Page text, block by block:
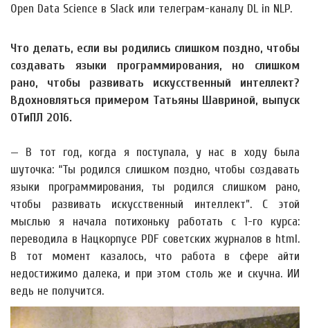
Open Data Science в Slack или телеграм-каналу DL in NLP.
Что делать, если вы родились слишком поздно, чтобы
создавать языки программирования, но слишком
рано, чтобы развивать искусственный интеллект?
Вдохновляться примером Татьяны Шавриной, выпуск
ОТиПЛ 2016.
— В тот год, когда я поступала, у нас в ходу была
шуточка: “Ты родился слишком поздно, чтобы создавать
языки программирования, ты родился слишком рано,
чтобы развивать искусственный интеллект”. С этой
мыслью я начала потихоньку работать с 1-го курса:
переводила в Нацкорпусе PDF советских журналов в html.
В тот момент казалось, что работа в сфере айти
недостижимо далека, и при этом столь же и скучна. ИИ
ведь не получится.